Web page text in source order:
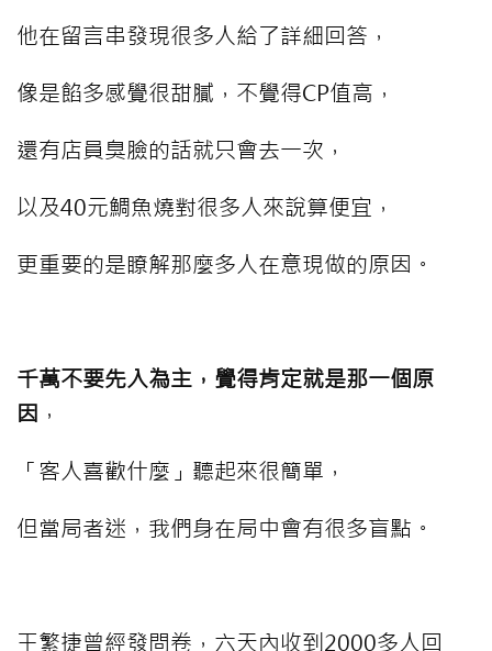
他在留言串發現很多人給了詳細回答，
像是餡多感覺很甜膩，不覺得CP值高，
還有店員臭臉的話就只會去一次，
以及40元鯛魚燒對很多人來說算便宜，
更重要的是瞭解那麼多人在意現做的原因。
千萬不要先入為主，覺得肯定就是那一個原
因 ，
「客人喜歡什麼」聽起來很簡單，
但當局者迷，我們身在局中會有很多盲點。
王繁捷曾經發問卷，六天內收到2000多人回